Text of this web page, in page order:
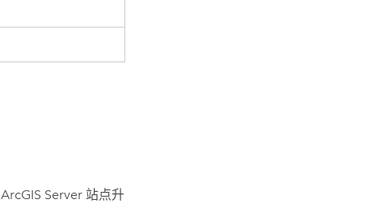
ArcGIS Server站点升